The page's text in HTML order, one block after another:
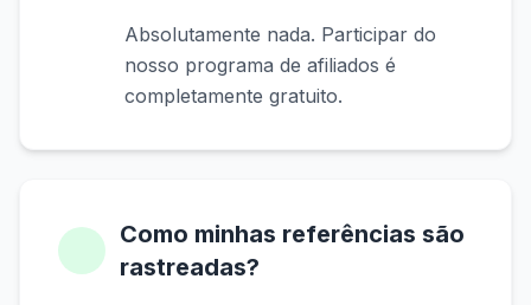
Absolutamente nada. Participar do
nosso programa de afiliados é
completamente gratuito.
Como minhas referências são
rastreadas?